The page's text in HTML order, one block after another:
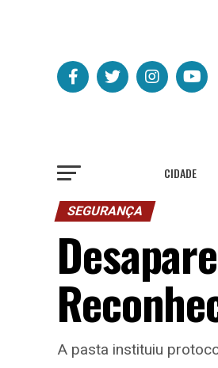
CIDADE
SEGURANÇA
A pasta instituiu